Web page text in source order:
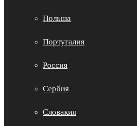
Польша
Португалия
Россия
Сербия
Словакия